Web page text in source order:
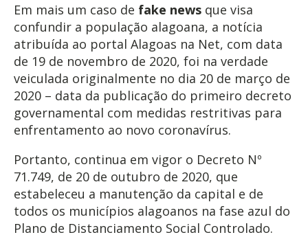
Em mais um caso de fake news que visa
confundir a população alagoana, a notícia
atribuída ao portal Alagoas na Net, com data
de 19 de novembro de 2020, foi na verdade
veiculada originalmente no dia 20 de março de
2020 – data da publicação do primeiro decreto
governamental com medidas restritivas para
enfrentamento ao novo coronavírus.
Portanto, continua em vigor o Decreto Nº
71.749, de 20 de outubro de 2020, que
estabeleceu a manutenção da capital e de
todos os municípios alagoanos na fase azul do
Plano de Distanciamento Social Controlado.